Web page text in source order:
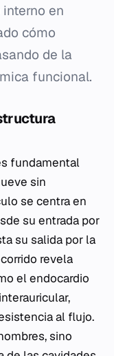
en
cómo
de la
funcional.
fundamental
sin
se centra en
su entrada por
su salida por la
revela
el endocardio
al flujo.
sino